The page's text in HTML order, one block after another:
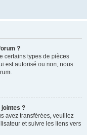
?
certains types de pièces
est autorisé ou non, nous
?
avez transférées, veuillez
et suivre les liens vers